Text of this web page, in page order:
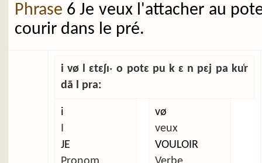
Phrase 6 Je veux l'attacher au
courir dans le pré.
i vø l ɛtɛʃɪˑ o potɛ pu k ɛ n pɛj pa ku̜r
dã l praː
i
JE
vø
veux
VOULOIR